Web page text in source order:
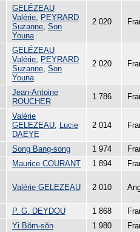
GELÉZEAU
Valérie
PEYRARD
Suzanne Son
Youna
2 020
GELÉZEAU
Valérie
PEYRARD
Suzanne Son
Youna
2 020
Jean-Antoine
ROUCHER
1 786
Valérie
GELEZEAU
Lucie
DAEYE
2 014
Song Bang-song 1 974
Maurice COURANT 1 894
Valérie GELEZEAU 2 010
P. G. DEYDOU 1 868
Yi Bŏm-sŏn 1 980